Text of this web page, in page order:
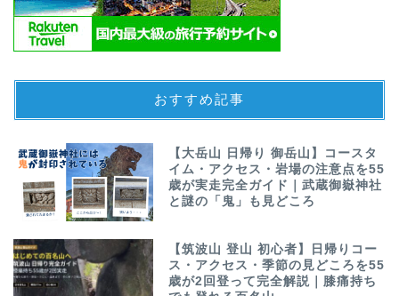
おすすめ記事
【大岳山 日帰り 御岳山】コースタ
イム・アクセス・岩場の注意点を55
歳が実走完全ガイド｜武蔵御嶽神社
と謎の「鬼」も見どころ
【筑波山 登山 初心者】日帰りコー
ス・アクセス・季節の見どころを55
歳が2回登って完全解説｜膝痛持ち